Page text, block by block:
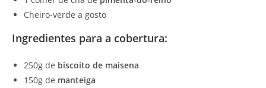
Cheiro-verde a gosto
Ingredientes para a cobertura:
250g de biscoito de maisena
150g de manteiga